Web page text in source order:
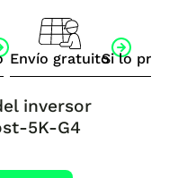
Envío gratuitoSi lo
inversor
5K-G4